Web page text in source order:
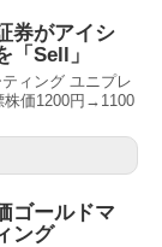
券がアイシ
「Sell」
ィング ユニプレ
価1200円→1100
ゴールドマ
ング